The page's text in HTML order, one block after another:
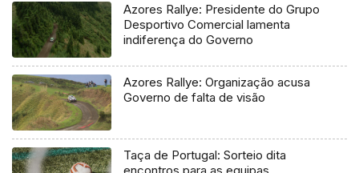
Azores Rallye: Presidente do Grupo
Desportivo Comercial lamenta
indiferença do Governo
Azores Rallye: Organização acusa
Governo de falta de visão
Taça de Portugal: Sorteio dita
encontros para as equipas